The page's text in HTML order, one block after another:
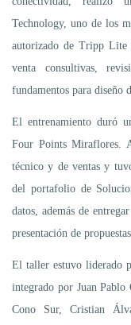
Technology, uno de los
autorizado de Tripp Lite
venta consultivas,
fundamentos para diseño
El entrenamiento duró
Four Points Miraflores.
técnico y de ventas y
del portafolio de
datos, además de
presentación de
El taller estuvo liderado
integrado por Juan Pablo
Cono Sur, Cristian